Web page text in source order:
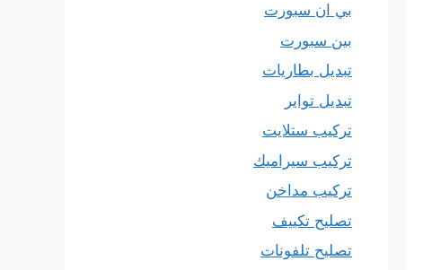
بي ان سبورت
بين سبورت
تبديل بطاريات
تبديل تواير
تركيب ستلايت
تركيب سيراميك
تركيب مداخن
تصليح تكييف
تصليح تلفونات